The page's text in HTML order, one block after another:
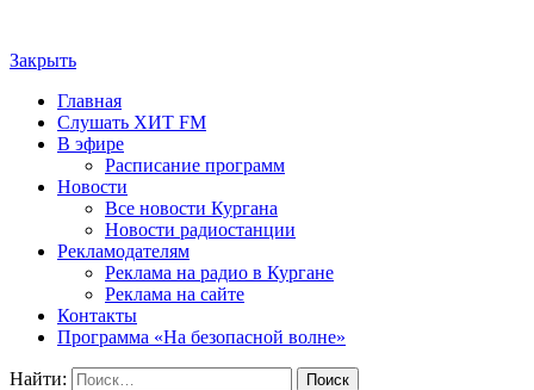
Закрыть
Главная
Слушать ХИТ FM
В эфире
Расписание программ
Новости
Все новости Кургана
Новости радиостанции
Рекламодателям
Реклама на радио в Кургане
Реклама на сайте
Контакты
Программа «На безопасной волне»
Найти: